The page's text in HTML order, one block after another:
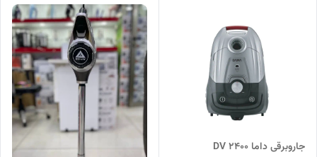
جاروبرقی داما DV 2400